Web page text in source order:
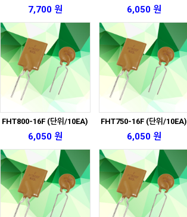
7,700 원 6,050 원
FHT800-16F (단위/10EA)
6,050 원
FHT750-16F (단위/10EA)
6,050 원